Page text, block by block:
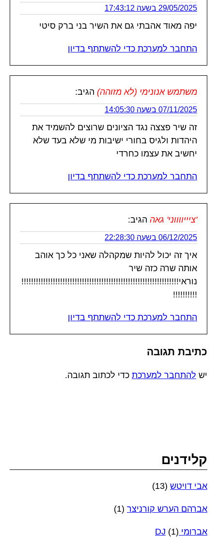
29/05/2025 בשעה 17:43:12
יפה מאוד אהבתי גם את השיר בני ברק סיטי
התחבר למערכת כדי להשתתף בדיון
משתמש אנונימי (לא מזוהה) הגיב:
07/11/2025 בשעה 14:05:30
זה שיר פצצה נגד הציונים שרוצים להשמיד את
היהדות ולגיס בחורי ישיבות מי שלא בעד שלא
יחשיב את עצמו כחרדי
התחבר למערכת כדי להשתתף בדיון
'ציייווווני' גאה הגיב:
06/12/2025 בשעה 22:28:30
איך זה יכול להיות שמקהלה שאני כל כך אוהב
אותה שרה כזה שיר
נוראי!!!!!!!!!!!!!!!!!!!!!!!!!!!!!!!!!!!!!!!!!!!!!!!!!!!!!!!!!!!!!!!!!
!!!!!!!!!!
התחבר למערכת כדי להשתתף בדיון
כתיבת תגובה
יש להתחבר למערכת כדי לכתוב תגובה.
קלידנים
אבי דויטש (13)
אברהם הערש קורניצר (1)
אברומי DJ (1)